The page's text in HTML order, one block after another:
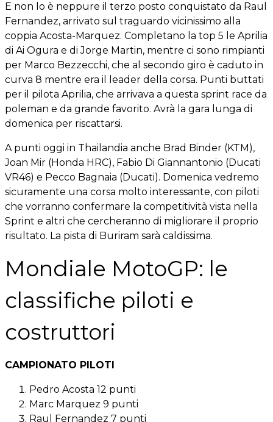
E non lo è neppure il terzo posto conquistato da Raul
Fernandez, arrivato sul traguardo vicinissimo alla
coppia Acosta-Marquez. Completano la top 5 le Aprilia
di Ai Ogura e di Jorge Martin, mentre ci sono rimpianti
per Marco Bezzecchi, che al secondo giro è caduto in
curva 8 mentre era il leader della corsa. Punti buttati
per il pilota Aprilia, che arrivava a questa sprint race da
poleman e da grande favorito. Avrà la gara lunga di
domenica per riscattarsi.
A punti oggi in Thailandia anche Brad Binder (KTM),
Joan Mir (Honda HRC), Fabio Di Giannantonio (Ducati
VR46) e Pecco Bagnaia (Ducati). Domenica vedremo
sicuramente una corsa molto interessante, con piloti
che vorranno confermare la competitività vista nella
Sprint e altri che cercheranno di migliorare il proprio
risultato. La pista di Buriram sarà caldissima.
Mondiale MotoGP: le
classifiche piloti e
costruttori
CAMPIONATO PILOTI
Pedro Acosta 12 punti
Marc Marquez 9 punti
Raul Fernandez 7 punti